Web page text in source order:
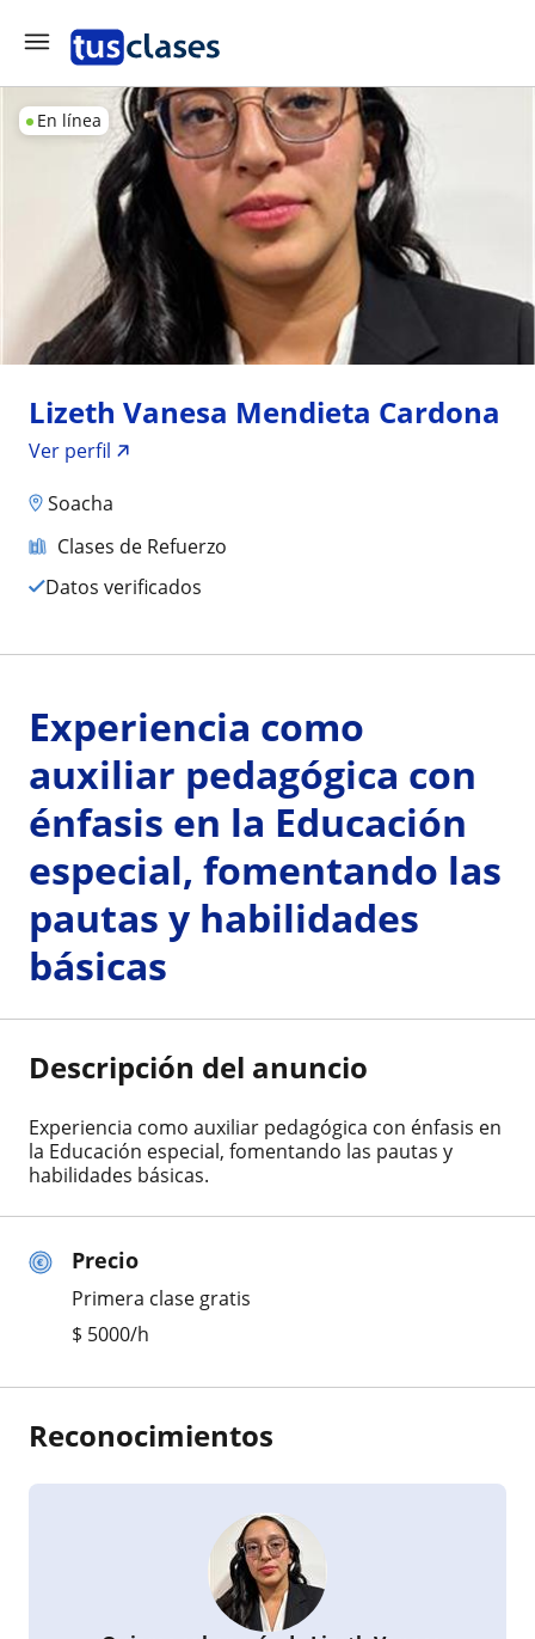
En línea
Lizeth Vanesa Mendieta Cardona
Ver perfil
Soacha
Clases de Refuerzo
Datos verificados
Precio
Primera clase gratis
$ 5000/h
Experiencia como
auxiliar pedagógica con
énfasis en la Educación
especial, fomentando las
pautas y habilidades
básicas
Descripción del anuncio
Experiencia como auxiliar pedagógica con énfasis en
la Educación especial, fomentando las pautas y
habilidades básicas.
Reconocimientos